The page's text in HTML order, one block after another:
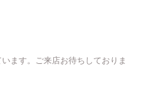
ます。ご来店お待ちしておりま